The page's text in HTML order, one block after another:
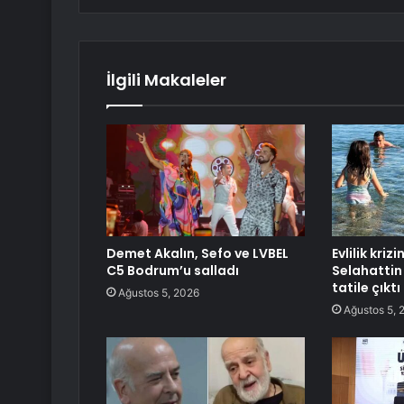
İlgili Makaleler
Demet Akalın, Sefo ve LVBEL
C5 Bodrum’u salladı
Ağustos 5, 2026
Evlilik
Selahattin
tatile çıktı
Ağustos 5,